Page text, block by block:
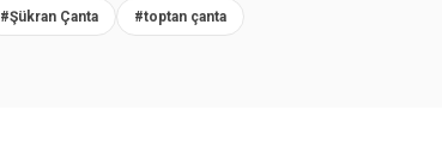
#Şükran Çanta #toptan çanta